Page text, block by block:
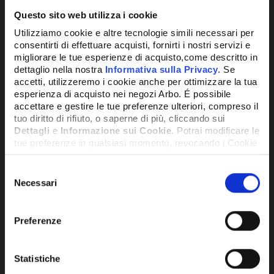
Questo sito web utilizza i cookie
Utilizziamo cookie e altre tecnologie simili necessari per
consentirti di effettuare acquisti, fornirti i nostri servizi e
migliorare le tue esperienze di acquisto,come descritto in
dettaglio nella nostra Informativa sulla Privacy. Se
accetti, utilizzeremo i cookie anche per ottimizzare la tua
esperienza di acquisto nei negozi Arbo. É possibile
accettare e gestire le tue preferenze ulteriori, compreso il
tuo diritto di rifiuto, o saperne di più, cliccando sui
Dettagli e Informazione sui Cookie. Potrai modificare le
tue preferenze in qualsiasi momento, revocando i Cookie
precedentemente autorizzati, direttamente dalle
delNecessari
Preferenze
Statistiche
Alternativa compatibile
SCAMBIATORE OR 16 PIASTRE MTS
NUOVO